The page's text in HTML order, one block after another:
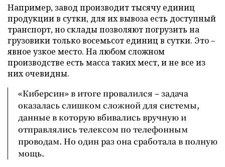
Например, завод производит тысячу единиц
продукции в сутки, для их вывоза есть доступный
транспорт, но склады позволяют погрузить на
грузовики только восемьсот единиц в сутки. Это –
явное узкое место. На любом сложном
производстве есть масса таких мест, и не все из
них очевидны.
«Киберсин» в итоге провалился – задача
оказалась слишком сложной для системы,
данные в которую вбивались вручную и
отправлялись телексом по телефонным
проводам. Но один раз она сработала в полную
мощь.